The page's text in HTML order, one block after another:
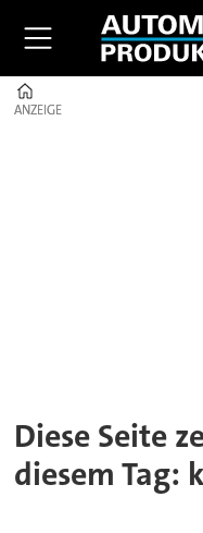
ANZEIGE
ANZEIGE
Diese Seite
diesem Tag: